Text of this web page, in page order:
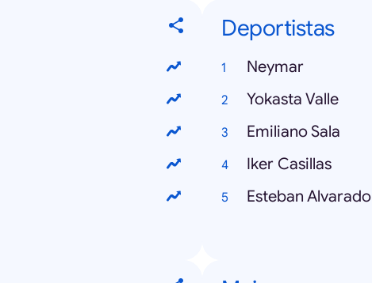
Deportistas
Neymar
Yokasta Valle
Emiliano Sala
Iker Casillas
Esteban Alvarado